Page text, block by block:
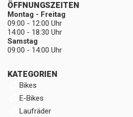
KATEGORIEN
Bikes
E-Bikes
Laufräder
ÖFFNUNGSZEITEN
Montag - Freitag
09:00 - 12:00 Uhr
14:00 - 18:30 Uhr
Samstag
09:00 - 14:00 Uhr